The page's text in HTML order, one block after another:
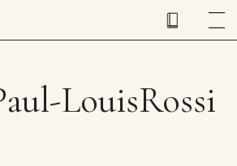
LouisRossi